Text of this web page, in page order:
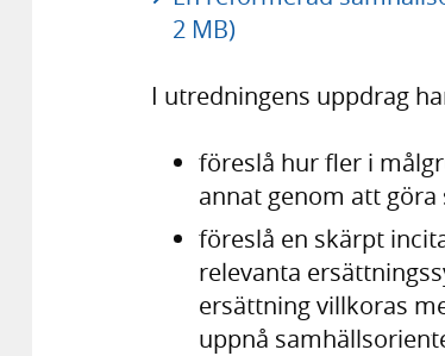
2 MB)
I utredningens uppdrag
föreslå hur fler i
annat genom att
föreslå en skärpt
relevanta
ersättning villkoras
uppnå